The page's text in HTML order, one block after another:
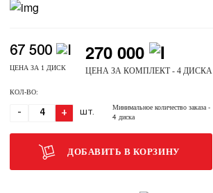
67 500
ЦЕНА ЗА 1 ДИСК
270 000
ЦЕНА ЗА КОМПЛЕКТ - 4 ДИСКА
КОЛ-ВО:
- + ШТ.
Минимальное количество заказа-
4 диска
ДОБАВИТЬ В КОРЗИНУ